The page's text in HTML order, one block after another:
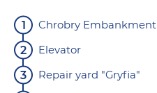
Chrobry Embankment
Elevator
Repair yard "Gryfia"